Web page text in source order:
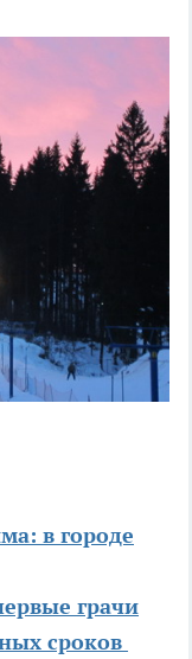
в городе
грачи
сроков